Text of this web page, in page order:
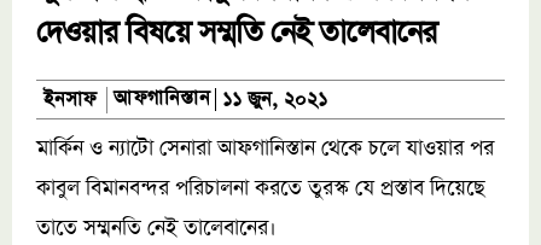
দেওয়ার বিষয়ে সম্মতি নেই তালেবানের
ইনসাফ আফগানিস্তান ১১ জুন, ২০২১
মার্কিন ও ন্যাটো সেনারা আফগানিস্তান থেকে চলে যাওয়ার পর
কাবুল বিমানবন্দর পরিচালনা করতে তুরস্ক যে প্রস্তাব দিয়েছে
তাতে সম্মনতি নেই তালেবানের।